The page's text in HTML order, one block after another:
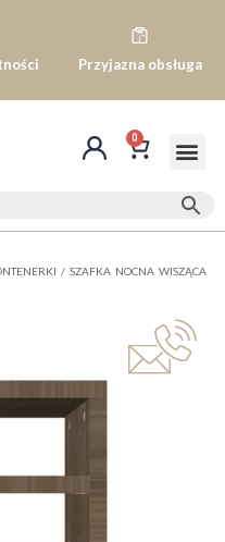
Przyjazna obsługa
0
/ SZAFKA NOCNA WISZĄCA